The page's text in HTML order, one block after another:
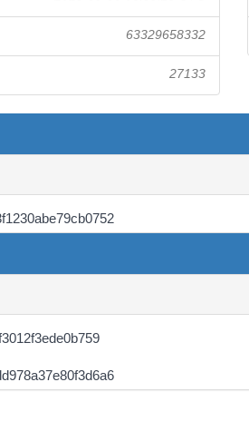
63329658332
27133